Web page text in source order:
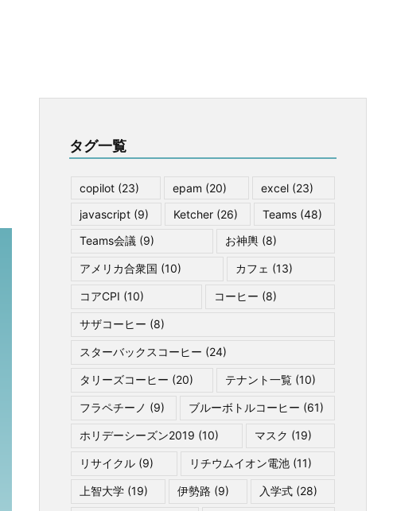
タグ一覧
copilot (23) epam (20) excel(23)
javascript (9) Ketcher (26) Teams (48)
Teams会議 (9) お神輿(8)
アメリカ合衆国 (10) カフェ (13)
コアCPI (10) コーヒー (8)
サザコーヒー (8)
スターバックスコーヒー (24)
タリーズコーヒー (20) テナント一覧(10)
フラペチーノ (9) ブルーボトルコーヒー (61)
ホリデーシーズン2019 (10) マスク (19)
リサイクル (9) リチウムイオン電池(11)
上智大学 (19) 伊勢路 (9) 入学式(28)